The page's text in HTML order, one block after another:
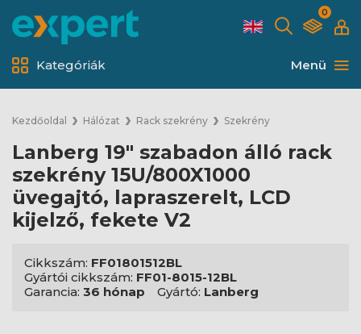
0
Menü
Kategóriák
Kezdőoldal Hálózat Rack szekrény Szekrény
Lanberg 19" szabadon álló rack
szekrény 15U/800X1000
üvegajtó, lapraszerelt, LCD
kijelző, fekete V2
Cikkszám: FF01801512BL
Gyártói cikkszám: FF01-8015-12BL
Garancia: 36 hónap Gyártó: Lanberg